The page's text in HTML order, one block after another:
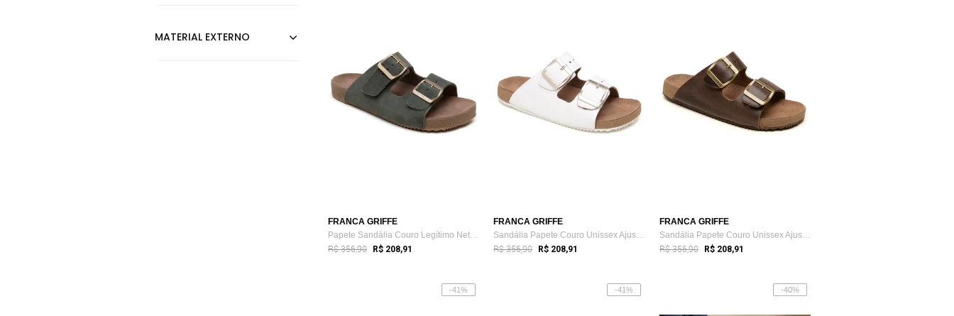
FRANCA GRIFFE
Papete Sandália Couro Legítimo Netuno FG...
R$ 356,90 R$ 208,91
FRANCA GRIFFE
Sandália Papete Couro Unissex Ajuste Fiv...
R$ 356,90 R$ 208,91
FRANCA GRIFFE
Sandália Papete Couro Unissex Ajuste Fiv...
R$ 356,90 R$ 208,91
-41% -41% -40%